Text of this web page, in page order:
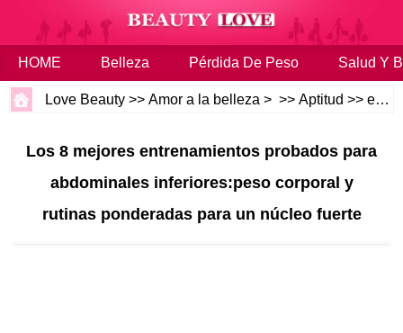
HOME Belleza Pérdida De Peso Salud Y
Love Beauty >>Amor a la belleza > >>Aptitud >>entrenamientos
Los 8 mejores entrenamientos probados para
abdominales inferiores:peso corporal y
rutinas ponderadas para un núcleo fuerte